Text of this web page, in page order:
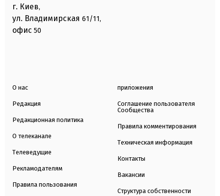
г. Киев,
ул. Владимирская 61/11,
офис 50
О нас
Редакция
Редакционная политика
О телеканале
Телеведущие
Рекламодателям
Правила пользования
приложения
Соглашение пользователя
Сообщества
Правила комментирования
Техническая информация
Контакты
Вакансии
Структура собственности